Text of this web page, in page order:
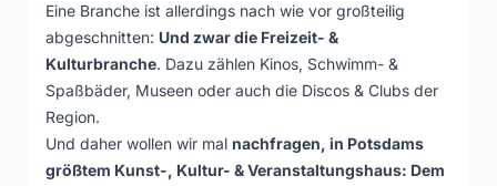
Eine Branche ist allerdings nach wie vor großteilig
abgeschnitten: Und zwar die Freizeit- &
Kulturbranche. Dazu zählen Kinos, Schwimm- &
Spaßbäder, Museen oder auch die Discos & Clubs der
Region.
Und daher wollen wir mal nachfragen, in Potsdams
größtem Kunst-, Kultur- & Veranstaltungshaus: Dem